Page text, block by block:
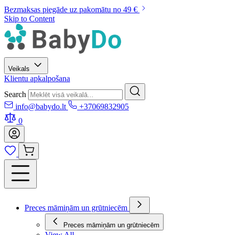
Bezmaksas piegāde uz pakomātu no 49 €
Skip to Content
Veikals
Klientu apkalpošana
Search
info@babydo.lt
+37069832905
0
Preces māmiņām un grūtniecēm
Preces māmiņām un grūtniecēm